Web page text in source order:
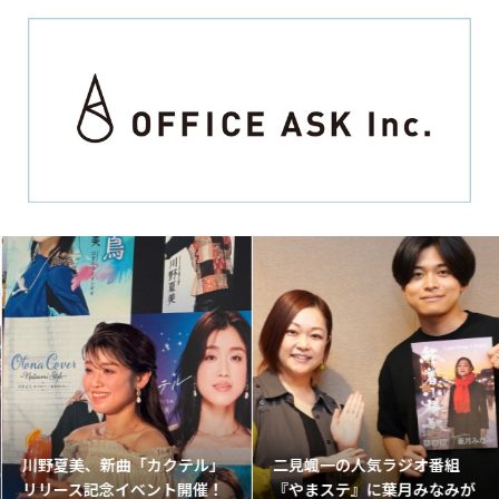
川野夏美、新曲「カクテル」
リリース記念イベント開催！
二見颯一の人気ラジオ番組
『やまステ』に葉月みなみが